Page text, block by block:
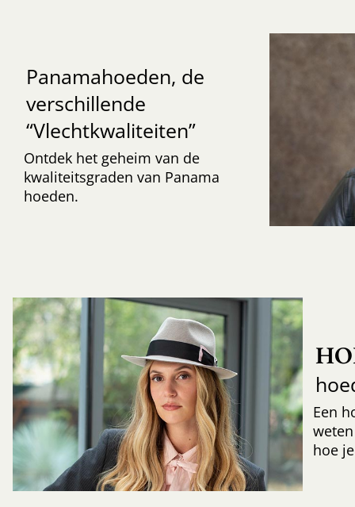
Panamahoeden, de
verschillende
“Vlechtkwaliteiten”
Ontdek het geheim van de
kwaliteitsgraden van Panama
hoeden.
Een
hoe